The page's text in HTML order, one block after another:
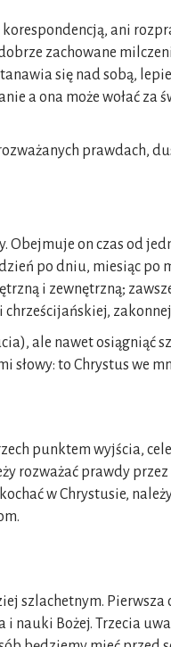
ani
zachowane
się nad sobą,
ona może wołać za
prawdach,
on czas od
po dniu, miesiąc po
i zewnętrzną;
ale nawet osiągniąć
to Chrystus we
punktem wyjścia,
rozważać prawdy
w Chrystusie,
szlachetnym.
i nauki Bożej. Trzecia